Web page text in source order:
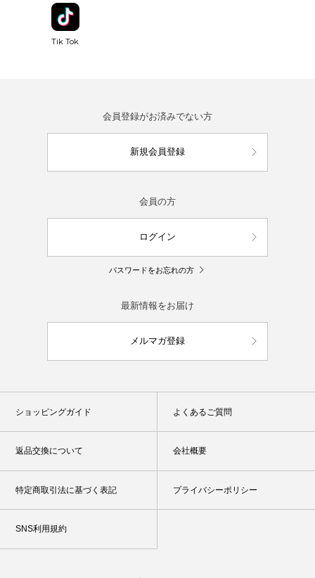
Tik Tok
会員登録がお済みでない方
新規会員登録
会員の方
ログイン
パスワードをお忘れの方
最新情報をお届け
メルマガ登録
ショッピングガイド よくあるご質問
返品交換について 会社概要
特定商取引法に基づく表記 プライバシーポリシー
SNS利用規約